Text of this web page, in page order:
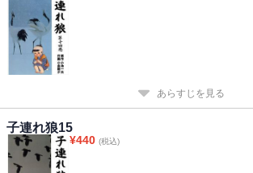
あらすじを見る
子連れ狼15
¥440 (税込)